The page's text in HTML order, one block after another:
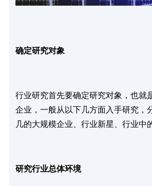
确定研究对象
行业研究首先要确定研究对象，也就
企业，一般从以下几方面入手研究，
几的大规模企业、行业新星、行业中
研究行业总体环境